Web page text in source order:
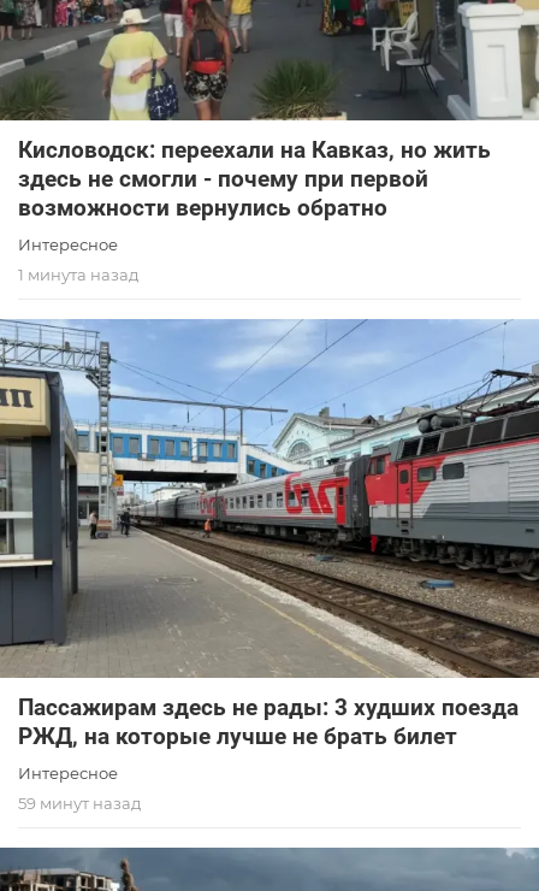
Кисловодск: переехали на Кавказ, но жить
здесь не смогли - почему при первой
возможности вернулись обратно
Интересное
1 минута назад
Пассажирам здесь не рады: 3 худших поезда
РЖД, на которые лучше не брать билет
Интересное
59 минут назад